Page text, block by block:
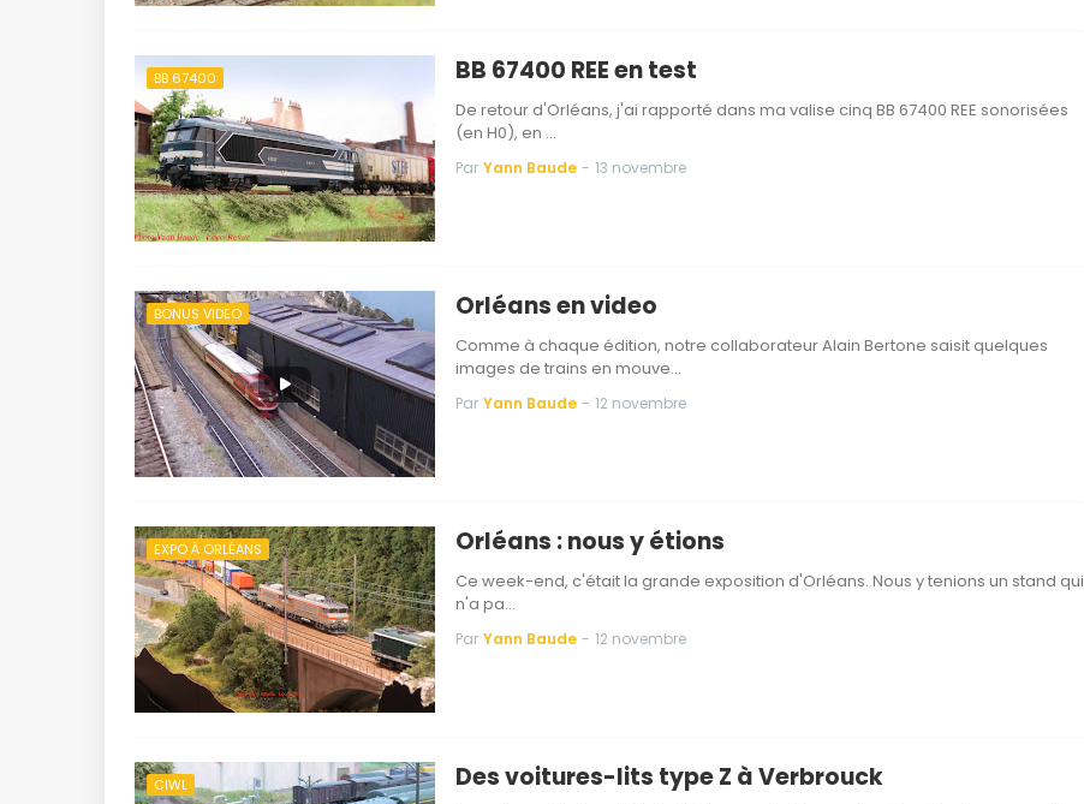
BB 67400 BB 67400 REE en test
De retour d'Orléans, j'ai rapporté dans ma valise cinq BB 67400 REE sonorisées
(en H0), en …
Par Yann Baude - 13 novembre
BONUS VIDEO Orléans en video
Comme à chaque édition, notre collaborateur Alain Bertone saisit quelques
images de trains en mouve…
Par Yann Baude - 12 novembre
EXPO À ORLÉANS Orléans : nous y étions
Ce week-end, c'était la grande exposition d'Orléans. Nous y tenions un stand qui
n'a pa…
Par Yann Baude - 12 novembre
CIWL Des voitures-lits type Z à Verbrouck